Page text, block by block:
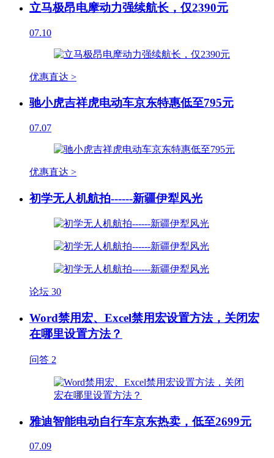
立马极昂电摩动力强续航长，仅2390元
07.10
优惠直达 >
驰小虎吉祥虎电动车京东特惠低至795元
07.07
优惠直达 >
初学无人机航拍------新疆伊犁风光
论坛 30
Word禁用宏、Excel禁用宏设置方法，关闭宏
在哪里设置方法？
问答 2
雅迪智能电动自行车京东热卖，低至2699元
07.09